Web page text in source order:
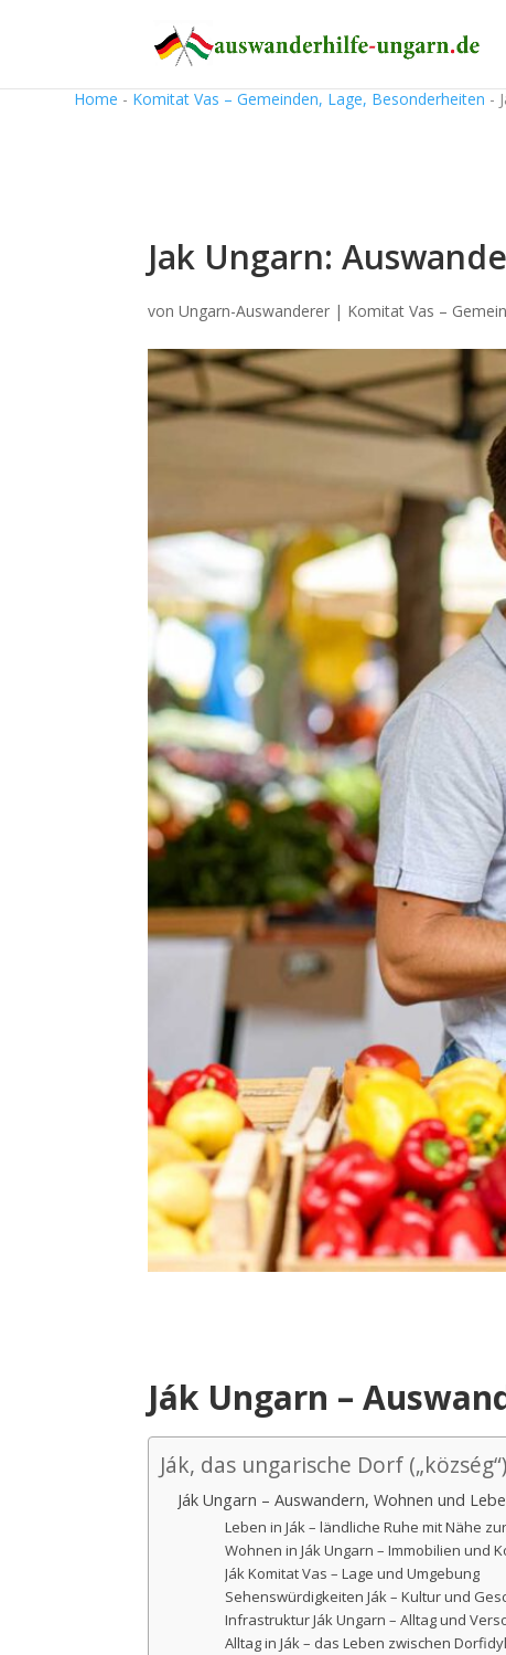
Home - Komitat Vas – Gemeinden, Lage, Besonderheiten -
Jak Ungarn:
vonUngarn-Auswanderer | Komitat Vas –
Ják Ungarn –
Ják, das ungarische Dorf
Ják Ungarn – Auswandern, Wohnen und
Leben in Ják – ländliche Ruhe mit Nähe
Wohnen in Ják Ungarn – Immobilien und
Ják Komitat Vas – Lage und Umgebung
Sehenswürdigkeiten Ják – Kultur und
Infrastruktur Ják Ungarn – Alltag und
Alltag in Ják – das Leben zwischen